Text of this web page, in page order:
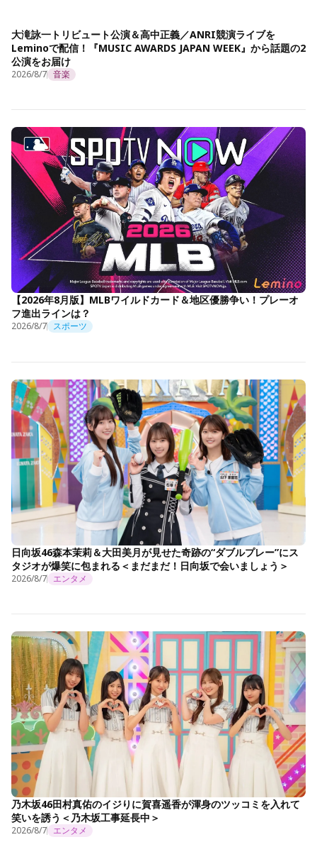
大滝詠一トリビュート公演＆高中正義／ANRI競演ライブを
Leminoで配信！『MUSIC AWARDS JAPAN WEEK』から話題の2
公演をお届け
2026/8/7 音楽
【2026年8月版】MLBワイルドカード＆地区優勝争い！プレーオ
フ進出ラインは？
2026/8/7 スポーツ
日向坂46森本茉莉＆大田美月が見せた奇跡の“ダブルプレー”にス
タジオが爆笑に包まれる＜まだまだ！日向坂で会いましょう＞
2026/8/7 エンタメ
乃木坂46田村真佑のイジりに賀喜遥香が渾身のツッコミを入れて
笑いを誘う＜乃木坂工事延長中＞
2026/8/7 エンタメ